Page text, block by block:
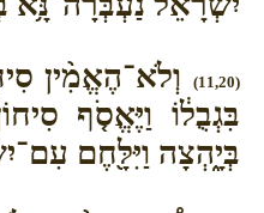
(11,20)
וְלֹא־הֶאֱמִ֨ין
בִּגְבֻל֔וֹ וַיֶּאֱסֹ֤ף
בְּיָ֑הְצָה וַיִּלָּ֖חֶם